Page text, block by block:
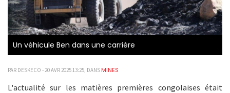
Un véhicule Ben dans une carrière
PAR DESKECO - 20 AVR 2025 13:25, DANS MINES
L'actualité sur les matières premières congolaises était